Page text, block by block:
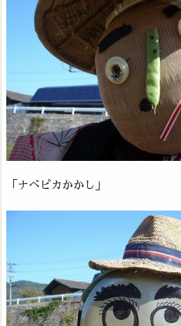
「ナベピカかかし」